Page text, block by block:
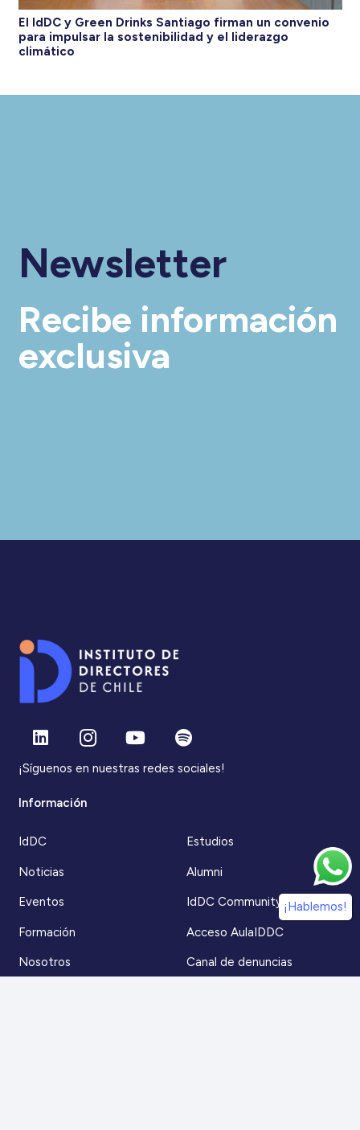
El IdDC y Green Drinks Santiago firman un convenio
para impulsar la sostenibilidad y el liderazgo
climático
Newsletter
Recibe información
exclusiva
¡Síguenos en nuestras redes sociales!
Información
IdDC
Noticias
Eventos
Formación
Nosotros
Estudios
Alumni
IdDC Community
Acceso AulaIDDC
Canal de denuncias
¡Hablemos!